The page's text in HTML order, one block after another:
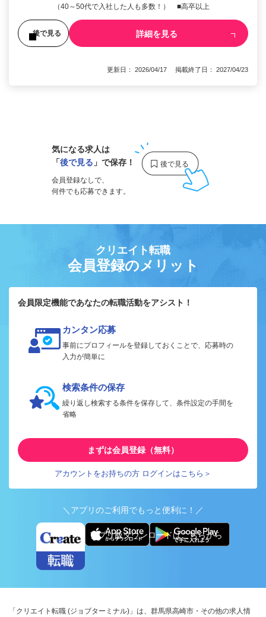
（40～50代で入社した人も多数！） ■高卒以上
後で見る 詳細を見る
更新日： 2026/04/17 掲載終了日： 2027/04/23
気になる求人は
「後で見る 」で保存！
会員登録なしで、
何件でも応募できます。
クリエイト転職
会員登録のメリット
会員限定機能であなたの転職活動をアシスト！
カンタン応募
事前にプロフィールを登録しておくことで、応募時の
入力が簡単に
検索条件の保存
繰り返し検索する条件を保存して、条件設定の手間を
省略
まずは会員登録（無料）
アカウントをお持ちの方 ログインはこちら＞
＼アプリのご利用でもっと便利に！／
アプリ版ダウンロードはこちらから
「クリエイト転職 (ジョブターミナル)」は、群馬県高崎市・その他の求人情